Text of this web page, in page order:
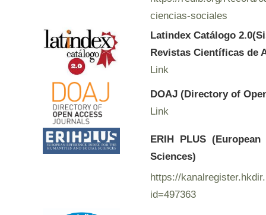
ciencias-sociales
Latindex Catálogo
Revistas Científicas de
Link
DOAJ (Directory of
Link
ERIH PLUS
Sciences)
https://
id=497363